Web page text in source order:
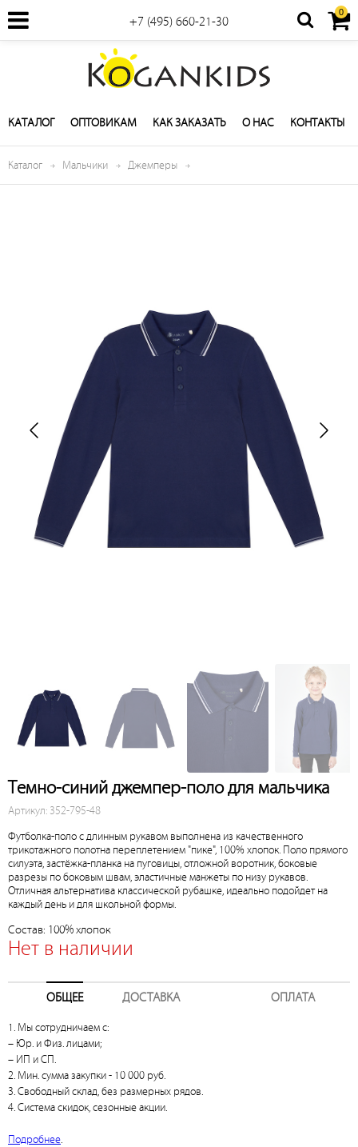
+7 (495) 660-21-30
0
КАТАЛОГ ОПТОВИКАМ КАК ЗАКАЗАТЬ О НАС КОНТАКТЫ
Каталог Мальчики Джемперы
Темно-синий джемпер-поло для мальчика
Артикул: 352-795-48
Футболка-поло с длинным рукавом выполнена из качественного
трикотажного полотна переплетением "пике", 100% хлопок. Поло прямого
силуэта, застёжка-планка на пуговицы, отложной воротник, боковые
разрезы по боковым швам, эластичные манжеты по низу рукавов.
Отличная альтернатива классической рубашке, идеально подойдет на
каждый день и для школьной формы.
Состав: 100% хлопок
Нет в наличии
ОБЩЕЕ ДОСТАВКА ОПЛАТА
1. Мы сотрудничаем с:
– Юр. и Физ. лицами;
– ИП и СП.
2. Мин. сумма закупки - 10 000 руб.
3. Свободный склад, без размерных рядов.
4. Система скидок, сезонные акции.
Подробнее.